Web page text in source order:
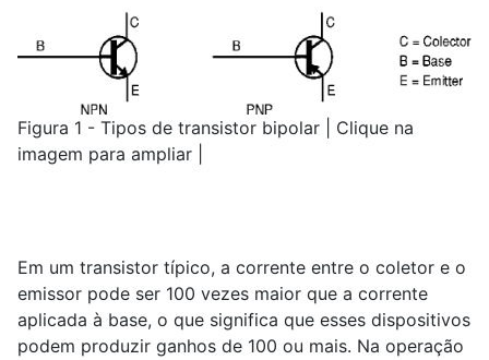
Figura 1 - Tipos de transistor bipolar | Clique na
imagem para ampliar |
Em um transistor típico, a corrente entre o coletor e o
emissor pode ser 100 vezes maior que a corrente
aplicada à base, o que significa que esses dispositivos
podem produzir ganhos de 100 ou mais. Na operação